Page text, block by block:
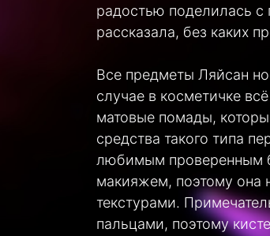
радостью поделилась с
рассказала, без каких
Все предметы Ляйсан
случае в косметичке
матовые помады,
средства такого типа
любимым проверенным
макияжем, поэтому она
текстурами.
пальцами, поэтому